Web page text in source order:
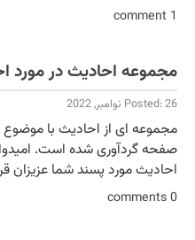
1 comment
مجموعه احادیث در مورد
Posted: 26 نوامبر, 2022
مجموعه ای از احادیث با موضوع
صفحه گردآوری شده است.
احادیث مورد پسند شما عزیزان
0 comments